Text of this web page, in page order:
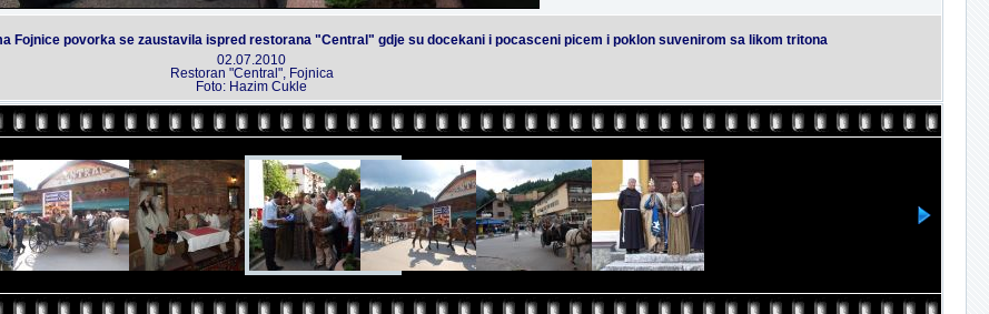
Fojnice povorka se zaustavila ispred restorana "Central" gdje su docekani i pocasceni picem i poklon suvenirom sa likom tritona
02.07.2010
Restoran "Central", Fojnica
Foto: Hazim Cukle